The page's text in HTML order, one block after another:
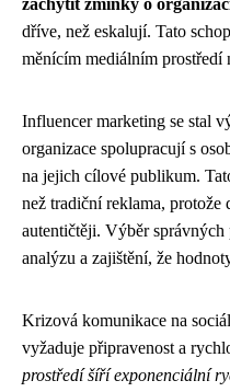
zachytit zmínky o
dříve, než eskalují. Tato
měnícím mediálním prostředí
Influencer marketing se stal
organizace spolupracují s
na jejich cílové publikum.
než tradiční reklama,
autentičtěji. Výběr
analýzu a zajištění, že
Krizová komunikace na
vyžaduje připravenost a
prostředí šíří exponenciální